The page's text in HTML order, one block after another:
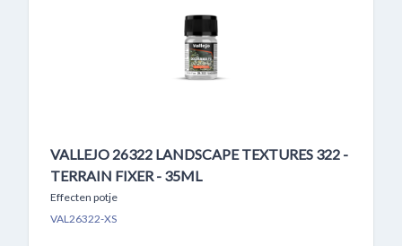
VALLEJO 26322 LANDSCAPE TEXTURES 322 -
TERRAIN FIXER - 35ML
Effecten potje
VAL26322-XS